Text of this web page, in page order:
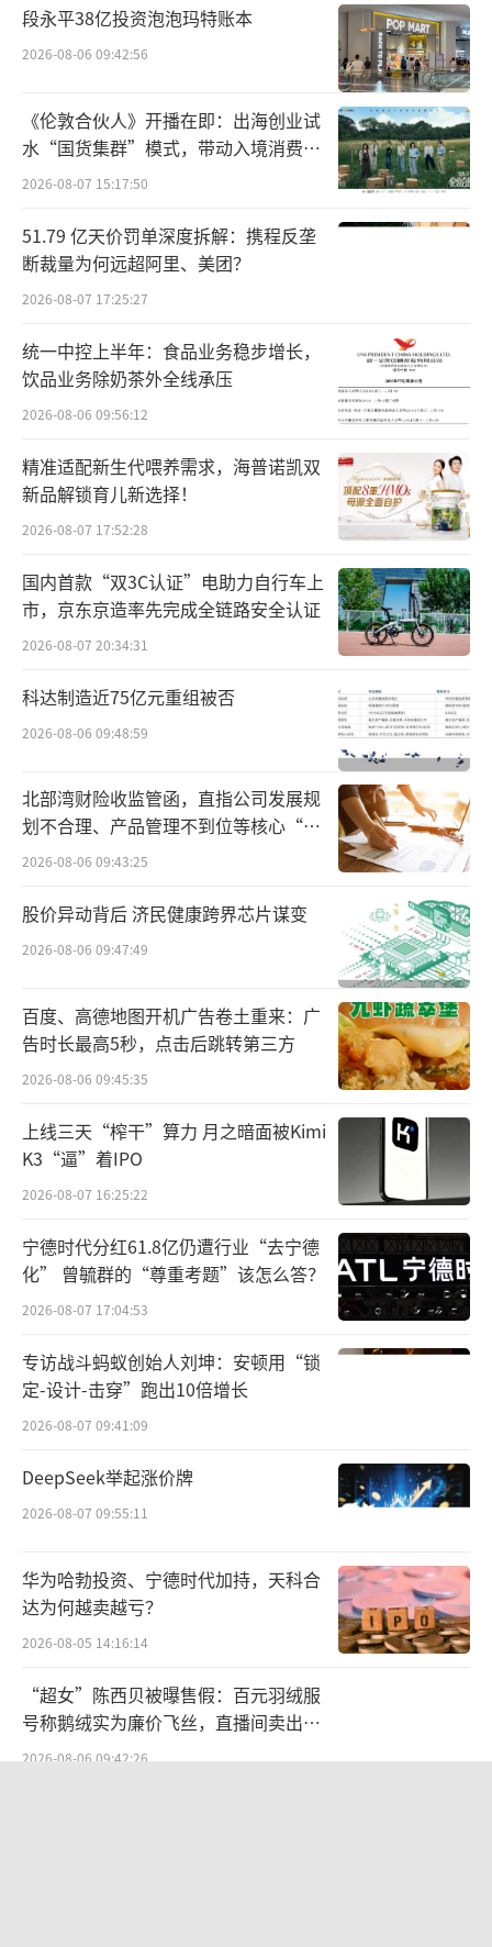
并且，章燎原还称：“这个世界所谓的竞
争不是你死我活，而是在相互竞合中成就自
我，譬如坚果类商品我们最具高端性价比，那
么你需要我，我就可以和你合作，而大牌的亿
滋、玛氏消费者有需求，我们就可以引入。”
在业内人士看来，三只松鼠、良品铺子有
供应链、产品、规模和品牌的壁垒，降价是传
统零食巨头对蚕食其市场的量贩零食做出的反
击。就其自身而言更重要的是作为上市公司能
否保证一定的利润空间。就量贩零食而言，赵
一鸣零食很忙合并，拉开这个领域整合的序
疑也将推动量贩零食领域加速洗牌。
随着时间碎片化的演变越来越个性，年轻
消费群体们的个性化、品质化需求越来越旺
盛，这些零食巨头们的纵向目标，似乎早已将
一场以品质比拼市场的大战拉开序幕。
降价
良品铺子与三只松鼠先后通过降价，重夺
失去的市场，打响了反击量贩零食的第一枪。
早在一年前，反击就开始了。只不过当时
是三只松鼠一家所为，并且章燎原提出的“高
端性价比”比较隐晦，没有良品铺子直接降价
来得直接。
章燎原称：“自良品铺子降价后好多人问
我们的战略，其实我们早在一年前就实施
了“高端性价比”战略”。
章燎原认为，零食的高端性价比是商业端
和消费端这两个方面的内容。
通常来说，于商业模式而言，是总成本领
先的前提下实现高品质和差异化商品。而这一
切实现的最佳路径则是自有品牌。因为，只有
自有品牌才能解决商品的定制与全链路的优
化，这不仅仅是中间环节的成本优化。更重要
的是商品原料和配方的优化，这是自有品牌模
式和采销零售模式最大的不同，当然采销模式
于消费者而言，是低价前提下的“与众不
基础需求，但人们对零食品类需求的第一特性
则是好吃。而要解决好吃这一特性，从零售商
供给角度则需要做到“品质高、差异化和丰富
性”，这是人们底层的需求。人们并不需要一
种零食来解决好吃，而是需要各种不同载体、
不同味觉、不断替代的零食解决方案。
段永平38亿投资泡泡玛特账本
2026-08-06 09:42:56
《伦敦合伙人》开播在即：出海创业试
水“国货集群”模式，带动入境消费反
向种草
2026-08-07 15:17:50
51.79 亿天价罚单深度拆解：携程反垄
断裁量为何远超阿里、美团？
2026-08-07 17:25:27
统一中控上半年：食品业务稳步增长，
饮品业务除奶茶外全线承压
2026-08-06 09:56:12
精准适配新生代喂养需求，海普诺凯双
新品解锁育儿新选择！
2026-08-07 17:52:28
国内首款“双3C认证”电助力自行车上
市，京东京造率先完成全链路安全认证
2026-08-07 20:34:31
科达制造近75亿元重组被否
2026-08-06 09:48:59
北部湾财险收监管函，直指公司发展规
划不合理、产品管理不到位等核心“痛
点”
2026-08-06 09:43:25
股价异动背后 济民健康跨界芯片谋变
2026-08-06 09:47:49
百度、高德地图开机广告卷土重来：广
告时长最高5秒，点击后跳转第三方
2026-08-06 09:45:35
上线三天“榨干”算力 月之暗面被Kimi
K3“逼”着IPO
2026-08-07 16:25:22
宁德时代分红61.8亿仍遭行业“去宁德
化” 曾毓群的“尊重考题”该怎么答？
2026-08-07 17:04:53
专访战斗蚂蚁创始人刘坤：安顿用“锁
定-设计-击穿”跑出10倍增长
2026-08-07 09:41:09
DeepSeek举起涨价牌
2026-08-07 09:55:11
华为哈勃投资、宁德时代加持，天科合
达为何越卖越亏？
2026-08-05 14:16:14
“超女”陈西贝被曝售假：百元羽绒服
号称鹅绒实为廉价飞丝，直播间卖出超
百万元
2026-08-06 09:42:26